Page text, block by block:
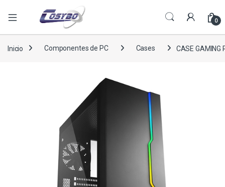
0
Inicio Componentes de PC Cases CASE GAMING